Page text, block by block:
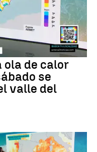
ola de calor
se
valle del